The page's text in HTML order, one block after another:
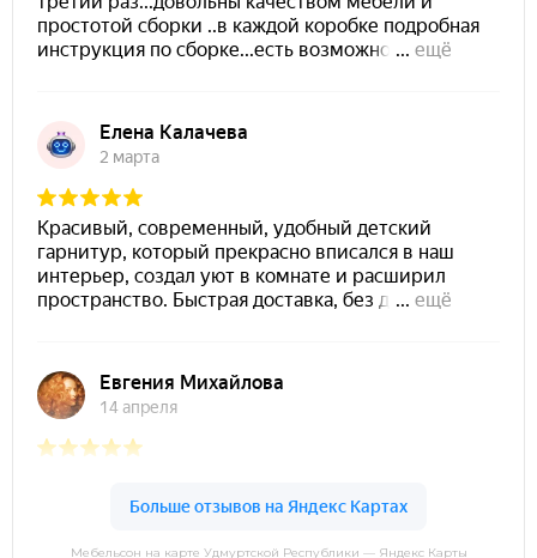
Мебельсон на карте Удмуртской Республики — Яндекс Карты